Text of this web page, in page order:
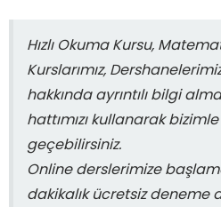
Hızlı Okuma Kursu,
Kurslarımız,
hakkında ayrıntılı bilgi
hattımızı kullanarak
geçebilirsiniz.
Online derslerimize
dakikalık ücretsiz deneme